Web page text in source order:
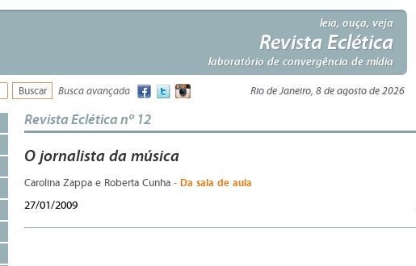
leia, ouça, veja
Revista Eclética
laboratório de convergência de mídia
Busca avançada Rio de Janeiro, 8 de agosto de 2026
Revista Eclética nº 12
O jornalista da música
Carolina Zappa e Roberta Cunha - Da sala de aula
27/01/2009